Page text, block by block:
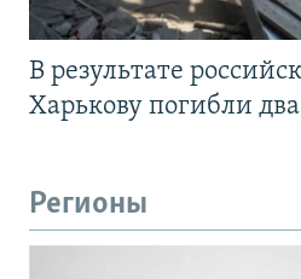
В результате
Харькову погибли
Регионы